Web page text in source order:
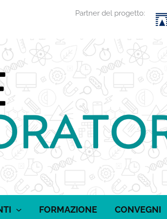
Partner del progetto:
FORMAZIONE CONVEGNI